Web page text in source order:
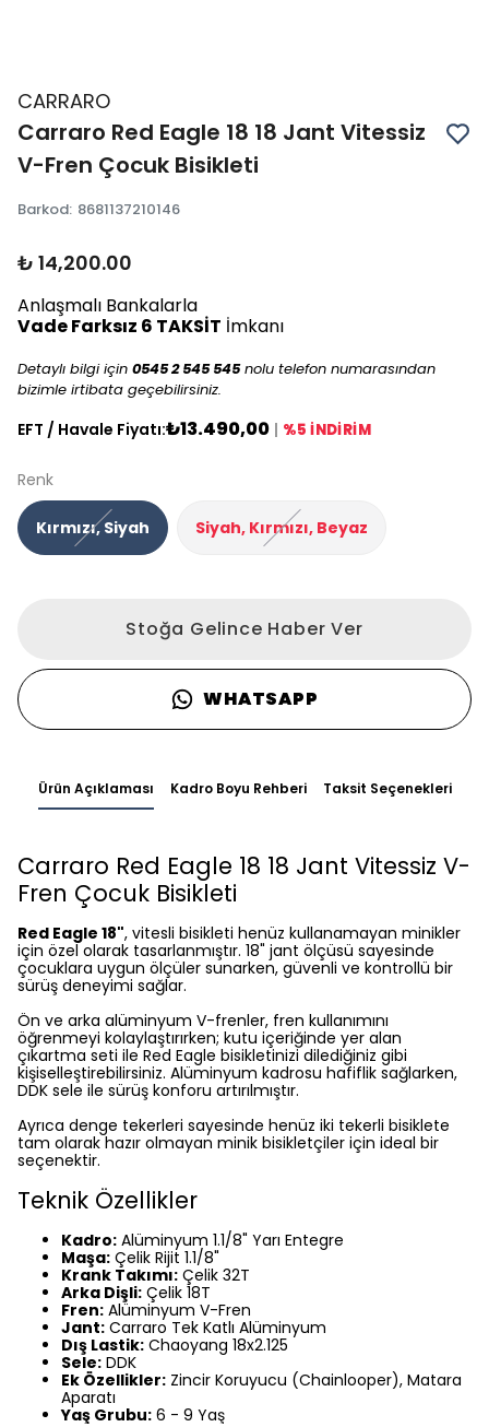
CARRARO
Carraro Red Eagle 18 18 Jant Vitessiz
V-Fren Çocuk Bisikleti
Barkod: 8681137210146
₺ 14,200.00
Anlaşmalı Bankalarla
Vade Farksız 6 TAKSİT İmkanı
Detaylı bilgi için 0545 2 545 545nolu telefon numarasından
bizimle irtibata geçebilirsiniz.
EFT / Havale Fiyatı:₺13.490,00 | %5 İNDİRİM
Renk
Kırmızı, Siyah Siyah, Kırmızı, Beyaz
Stoğa Gelince Haber Ver
WHATSAPP
Ürün Açıklaması Kadro Boyu Rehberi Taksit Seçenekleri
Carraro Red Eagle 18 18 Jant Vitessiz V-
Fren Çocuk Bisikleti
Red Eagle 18", vitesli bisikleti henüz kullanamayan minikler
için özel olarak tasarlanmıştır. 18" jant ölçüsü sayesinde
çocuklara uygun ölçüler sunarken, güvenli ve kontrollü bir
sürüş deneyimi sağlar.
Ön ve arka alüminyum V-frenler, fren kullanımını
öğrenmeyi kolaylaştırırken; kutu içeriğinde yer alan
çıkartma seti ile Red Eagle bisikletinizi dilediğiniz gibi
kişiselleştirebilirsiniz. Alüminyum kadrosu hafiflik sağlarken,
DDK sele ile sürüş konforu artırılmıştır.
Ayrıca denge tekerleri sayesinde henüz iki tekerli bisiklete
tam olarak hazır olmayan minik bisikletçiler için ideal bir
seçenektir.
Teknik Özellikler
Kadro: Alüminyum 1.1/8" Yarı Entegre
Maşa: Çelik Rijit 1.1/8"
Krank Takımı: Çelik 32T
Arka Dişli: Çelik 18T
Fren: Alüminyum V-Fren
Jant: Carraro Tek Katlı Alüminyum
Dış Lastik: Chaoyang 18x2.125
Sele: DDK
Ek Özellikler: Zincir Koruyucu (Chainlooper), Matara
Aparatı
Yaş Grubu: 6 - 9 Yaş